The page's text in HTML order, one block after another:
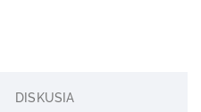
DISKUSIA